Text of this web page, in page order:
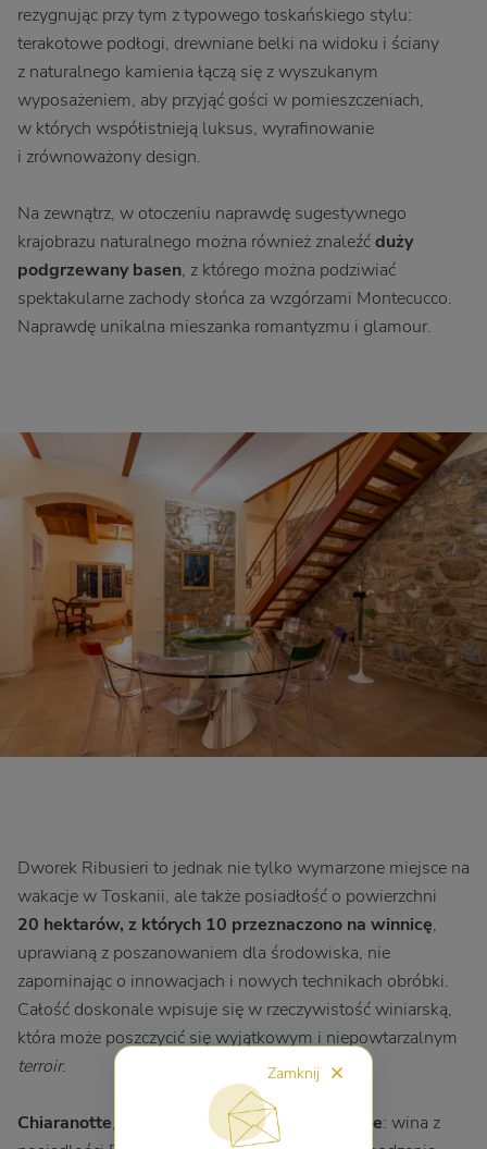
rezygnując przy tym z typowego toskańskiego stylu:
terakotowe podłogi, drewniane belki na widoku i ściany
z naturalnego kamienia łączą się z wyszukanym
wyposażeniem, aby przyjąć gości w pomieszczeniach,
w których współistnieją luksus, wyrafinowanie
i zrównoważony design.
Na zewnątrz, w otoczeniu naprawdę sugestywnego
krajobrazu naturalnego można również znaleźćduży
podgrzewany basen, z którego można podziwiać
spektakularne zachody słońca za wzgórzami Montecucco.
Naprawdę unikalna mieszanka romantyzmu i glamour.
Dworek Ribusieri to jednak nie tylko wymarzone miejsce na
wakacje w Toskanii, ale także posiadłość o powierzchni
20 hektarów, z których 10 przeznaczono na winnicę,
uprawianą z poszanowaniem dla środowiska, nie
zapominając o innowacjach i nowych technikach obróbki.
Całość doskonale wpisuje się w rzeczywistość winiarską,
która może poszczycić się wyjątkowym i niepowtarzalnym
terroir.
Chiaranotte, Sofialvento Solaura Le Maciole: wina z
Zamknij